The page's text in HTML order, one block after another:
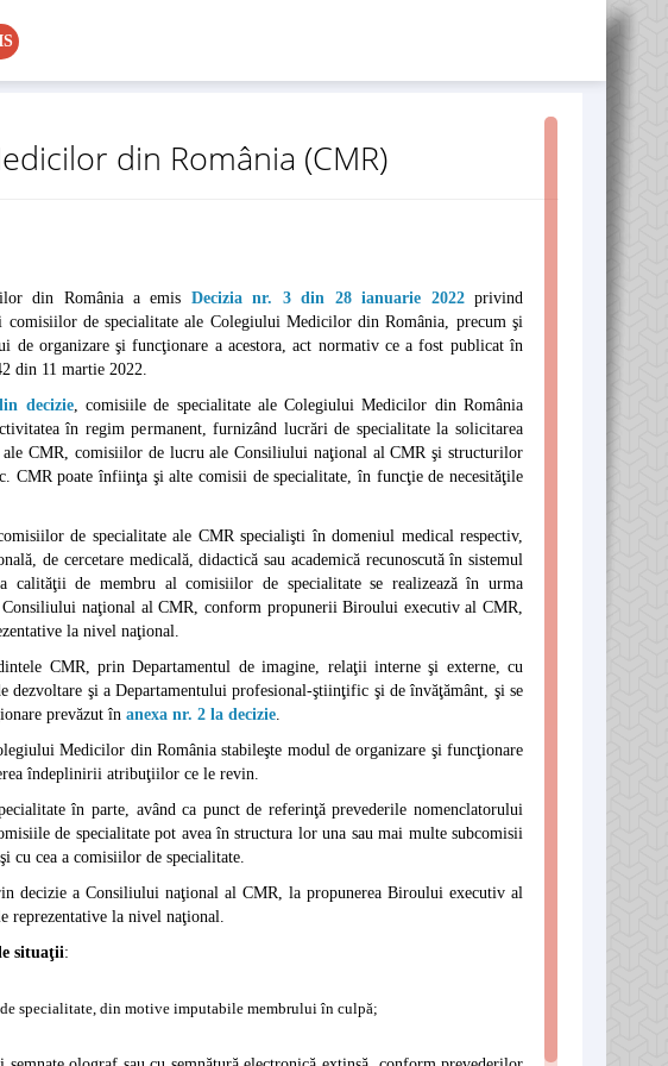
din România (CMR)
din România a emis Decizia nr. 3 din 28 ianuarie 2022privind
comisiilor de specialitate ale Colegiului Medicilor din România, precum şi
de organizare şi funcţionare a acestora, act normativ ce a fost publicat în
din 11 martie 2022.
decizie, comisiile de specialitate ale Colegiului Medicilor din România
în regim permanent, furnizând lucrări de specialitate la solicitarea
ale CMR, comisiilor de lucru ale Consiliului naţional al CMR şi structurilor
CMR poate înfiinţa şi alte comisii de specialitate, în funcţie de necesităţile
de specialitate ale CMR specialişti în domeniul medical respectiv,
de cercetare medicală, didactică sau academică recunoscută în sistemul
calităţii de membru al comisiilor de specialitate se realizează în urma
naţional al CMR, conform propunerii Biroului executiv al CMR,
la nivel naţional.
CMR, prin Departamentul de imagine, relaţii interne şi externe, cu
dezvoltare şi a Departamentului profesional-ştiinţific şi de învăţământ, şi se
prevăzut în anexa nr. 2 la decizie.
Medicilor din România stabileşte modul de organizare şi funcţionare
îndeplinirii atribuţiilor ce le revin.
în parte, având ca punct de referinţă prevederile nomenclatorului
de specialitate pot avea în structura lor una sau mai multe subcomisii
cu cea a comisiilor de specialitate.
decizie a Consiliului naţional al CMR, la propunerea Biroului executiv al
reprezentative la nivel naţional.
situaţii:
specialitate, din motive imputabile membrului în culpă;